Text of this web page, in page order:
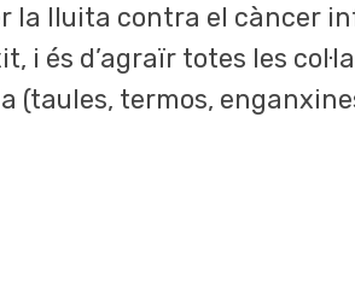
la lluita contra el càncer
i és d’agraïr totes les
(taules, termos,